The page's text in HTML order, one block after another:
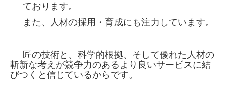
ております。
また、人材の採用・育成にも注力しています。
匠の技術と、科学的根拠、そして優れた人材の
斬新な考えが競争力のあるより良いサービスに結
びつくと信じているからです。